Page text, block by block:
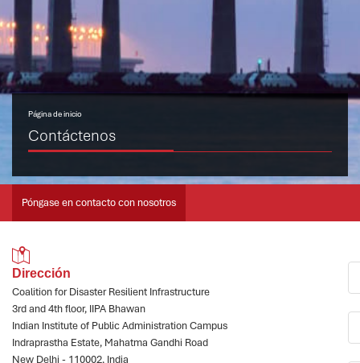
Página de inicio
Contáctenos
Póngase en contacto con nosotros
Dirección
Coalition for Disaster Resilient Infrastructure
3rd and 4th floor, IIPA Bhawan
Indian Institute of Public Administration Campus
Indraprastha Estate, Mahatma Gandhi Road
New Delhi - 110002, India